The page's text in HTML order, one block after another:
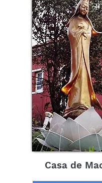
Casa de